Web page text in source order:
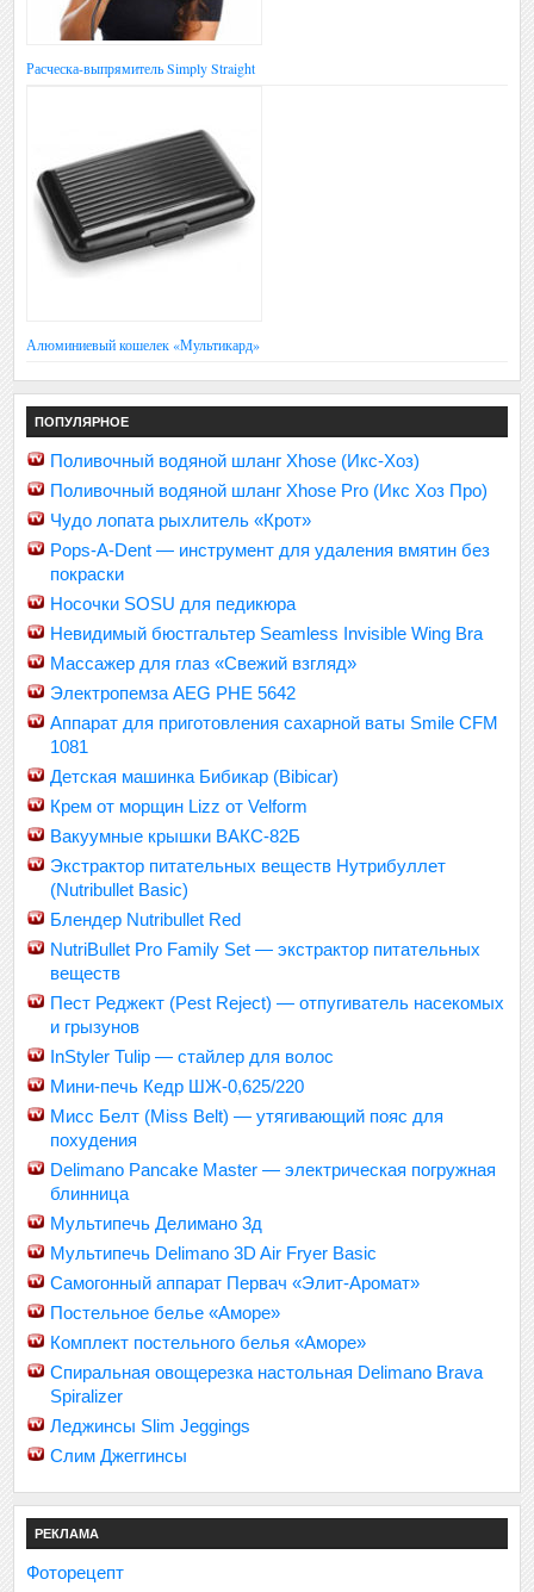
Расческа-выпрямитель Simply Straight
Алюминиевый кошелек «Мультикард»
ПОПУЛЯРНОЕ
Поливочный водяной шланг Xhose (Икс-Хоз)
Поливочный водяной шланг Xhose Pro (Икс Хоз Про)
Чудо лопата рыхлитель «Крот»
Pops-A-Dent — инструмент для удаления вмятин без
покраски
Носочки SOSU для педикюра
Невидимый бюстгальтер Seamless Invisible Wing Bra
Массажер для глаз «Свежий взгляд»
Электропемза AEG PHE 5642
Аппарат для приготовления сахарной ваты Smile CFM
1081
Детская машинка Бибикар (Bibicar)
Крем от морщин Lizz от Velform
Вакуумные крышки ВАКС-82Б
Экстрактор питательных веществ Нутрибуллет
(Nutribullet Basic)
Блендер Nutribullet Red
NutriBullet Pro Family Set — экстрактор питательных
веществ
Пест Реджект (Pest Reject) — отпугиватель насекомых
и грызунов
InStyler Tulip — стайлер для волос
Мини-печь Кедр ШЖ-0,625/220
Мисс Белт (Miss Belt) — утягивающий пояс для
похудения
Delimano Pancake Master — электрическая погружная
блинница
Мультипечь Делимано 3д
Мультипечь Delimano 3D Air Fryer Basic
Самогонный аппарат Первач «Элит-Аромат»
Постельное белье «Аморе»
Комплект постельного белья «Аморе»
Спиральная овощерезка настольная Delimano Brava
Spiralizer
Леджинсы Slim Jeggings
Слим Джеггинсы
РЕКЛАМА
Фоторецепт